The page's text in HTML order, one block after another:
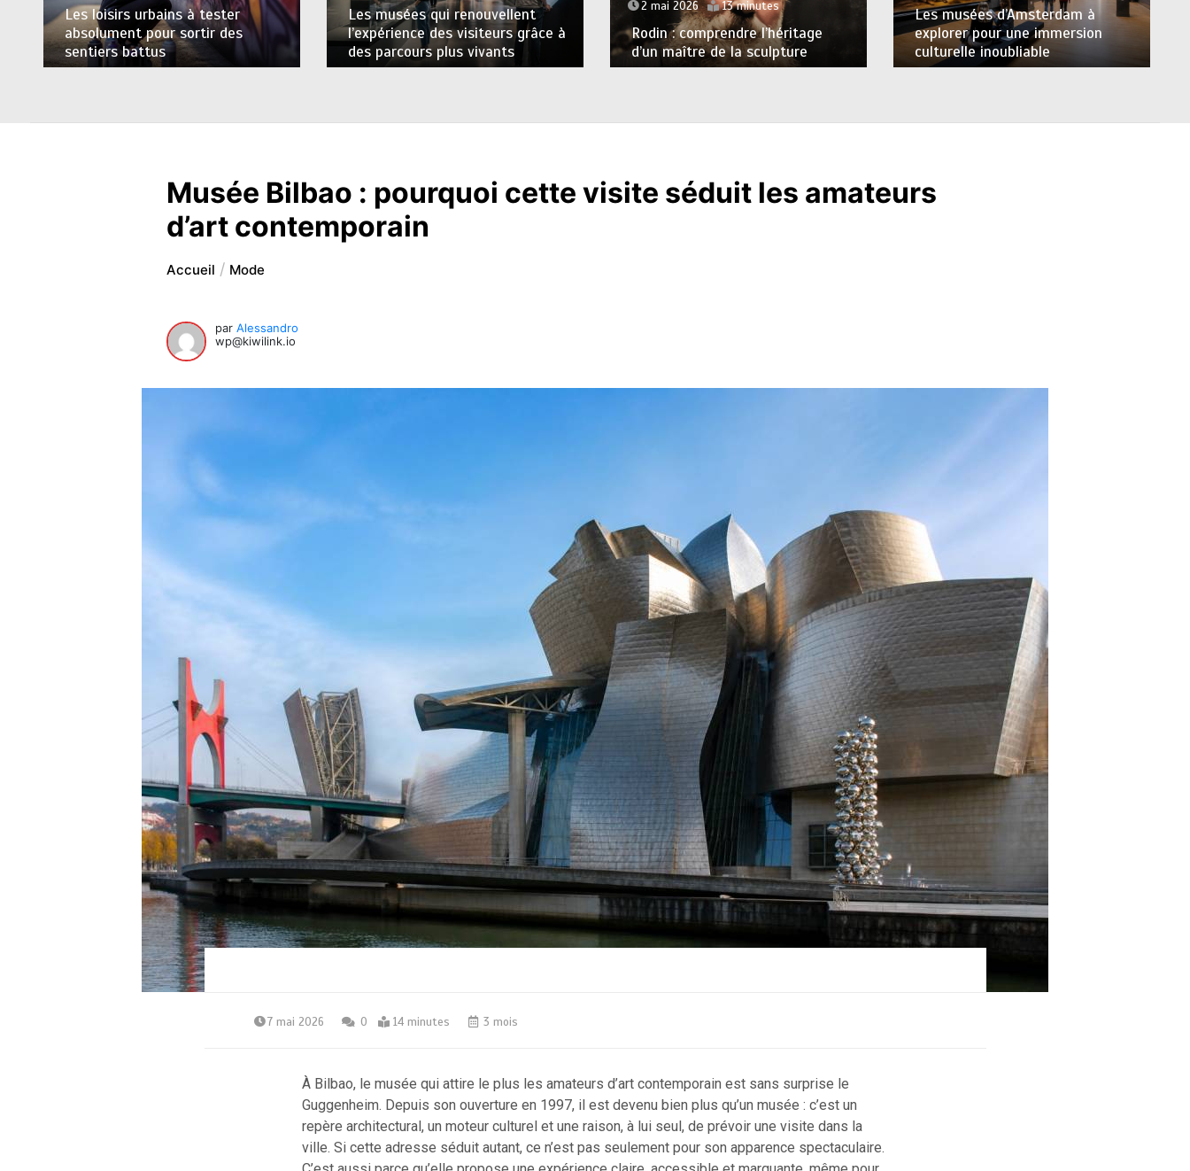
Les loisirs urbains à tester
absolument pour sortir des
sentiers battus
Les musées qui renouvellent
l’expérience des visiteurs grâce à
des parcours plus vivants
2 mai 2026 13 minutes
Rodin : comprendre l’héritage
d’un maître de la sculpture
Les musées d’Amsterdam à
explorer pour une immersion
culturelle inoubliable
Musée Bilbao : pourquoi cette visite séduit les amateurs
d’art contemporain
Accueil Mode
parAlessandro
wp@kiwilink.io
7 mai 2026 0 14 minutes 3 mois
À Bilbao, le musée qui attire le plus les amateurs d’art contemporain est sans surprise le
Guggenheim. Depuis son ouverture en 1997, il est devenu bien plus qu’un musée : c’est un
repère architectural, un moteur culturel et une raison, à lui seul, de prévoir une visite dans la
ville. Si cette adresse séduit autant, ce n’est pas seulement pour son apparence spectaculaire.